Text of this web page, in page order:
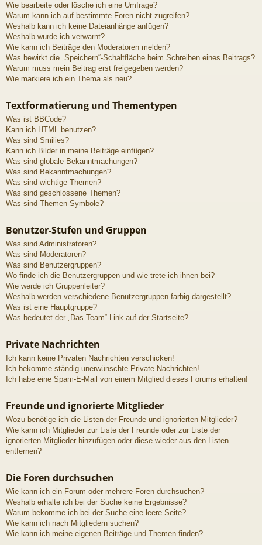
Wie bearbeite oder lösche ich eine Umfrage?
Warum kann ich auf bestimmte Foren nicht zugreifen?
Weshalb kann ich keine Dateianhänge anfügen?
Weshalb wurde ich verwarnt?
Wie kann ich Beiträge den Moderatoren melden?
Was bewirkt die „Speichern“-Schaltfläche beim Schreiben eines Beitrags?
Warum muss mein Beitrag erst freigegeben werden?
Wie markiere ich ein Thema als neu?
Textformatierung und Thementypen
Was ist BBCode?
Kann ich HTML benutzen?
Was sind Smilies?
Kann ich Bilder in meine Beiträge einfügen?
Was sind globale Bekanntmachungen?
Was sind Bekanntmachungen?
Was sind wichtige Themen?
Was sind geschlossene Themen?
Was sind Themen-Symbole?
Benutzer-Stufen und Gruppen
Was sind Administratoren?
Was sind Moderatoren?
Was sind Benutzergruppen?
Wo finde ich die Benutzergruppen und wie trete ich ihnen bei?
Wie werde ich Gruppenleiter?
Weshalb werden verschiedene Benutzergruppen farbig dargestellt?
Was ist eine Hauptgruppe?
Was bedeutet der „Das Team“-Link auf der Startseite?
Private Nachrichten
Ich kann keine Privaten Nachrichten verschicken!
Ich bekomme ständig unerwünschte Private Nachrichten!
Ich habe eine Spam-E-Mail von einem Mitglied dieses Forums erhalten!
Freunde und ignorierte Mitglieder
Wozu benötige ich die Listen der Freunde und ignorierten Mitglieder?
Wie kann ich Mitglieder zur Liste der Freunde oder zur Liste der
ignorierten Mitglieder hinzufügen oder diese wieder aus den Listen
entfernen?
Die Foren durchsuchen
Wie kann ich ein Forum oder mehrere Foren durchsuchen?
Weshalb erhalte ich bei der Suche keine Ergebnisse?
Warum bekomme ich bei der Suche eine leere Seite?
Wie kann ich nach Mitgliedern suchen?
Wie kann ich meine eigenen Beiträge und Themen finden?